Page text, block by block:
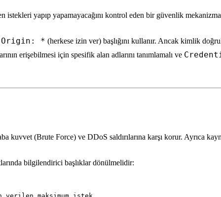
yapıp yapamayacağını kontrol eden bir güvenlik
Origin: * (herkese izin ver) başlığını kullanır. Ancak kimlik
erişebilmesi için spesifik alan adlarını tanımlamalı ve
(Brute Force) ve DDoS saldırılarına karşı korur. Ayrıca
bilgilendirici başlıklar dönülmelidir: